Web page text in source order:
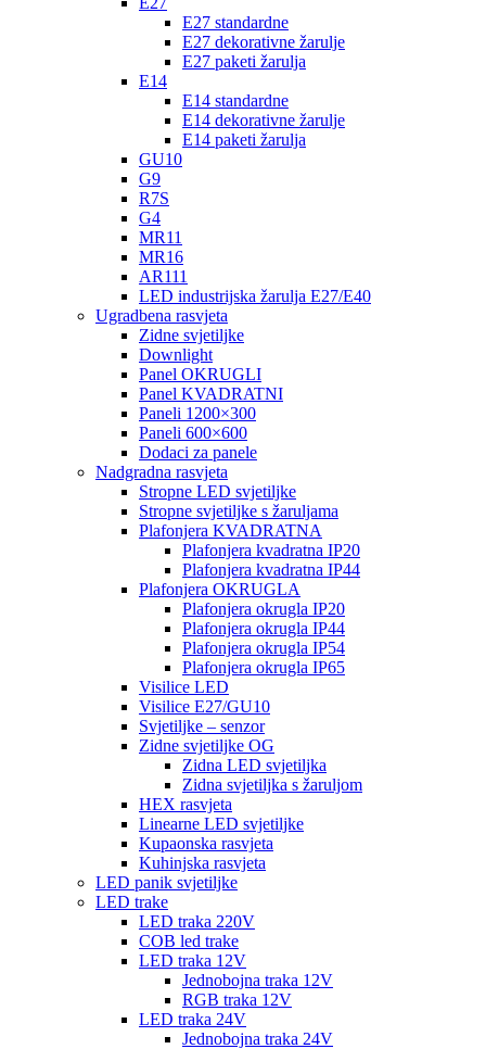
E27 standardne
E27 dekorativne žarulje
E27 paketi žarulja
E14
E14 standardne
E14 dekorativne žarulje
E14 paketi žarulja
GU10
G9
R7S
G4
MR11
MR16
AR111
LED industrijska žarulja E27/E40
Ugradbena rasvjeta
Zidne svjetiljke
Downlight
Panel OKRUGLI
Panel KVADRATNI
Paneli 1200×300
Paneli 600×600
Dodaci za panele
Nadgradna rasvjeta
Stropne LED svjetiljke
Stropne svjetiljke s žaruljama
Plafonjera KVADRATNA
Plafonjera kvadratna IP20
Plafonjera kvadratna IP44
Plafonjera OKRUGLA
Plafonjera okrugla IP20
Plafonjera okrugla IP44
Plafonjera okrugla IP54
Plafonjera okrugla IP65
Visilice LED
Visilice E27/GU10
Svjetiljke – senzor
Zidne svjetiljke OG
Zidna LED svjetiljka
Zidna svjetiljka s žaruljom
HEX rasvjeta
Linearne LED svjetiljke
Kupaonska rasvjeta
Kuhinjska rasvjeta
LED panik svjetiljke
LED trake
LED traka 220V
COB led trake
LED traka 12V
Jednobojna traka 12V
RGB traka 12V
LED traka 24V
Jednobojna traka 24V